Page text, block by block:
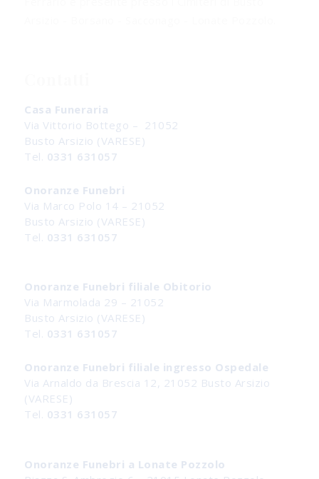
Casa Funeraria
Via Vittorio Bottego – 21052
Busto Arsizio (VARESE)
Tel. 0331 631057
Onoranze Funebri
Via Marco Polo 14 – 21052
Busto Arsizio (VARESE)
Tel. 0331 631057
Onoranze Funebri filiale Obitorio
Via Marmolada 29 – 21052
Busto Arsizio (VARESE)
Tel. 0331 631057
Onoranze Funebri filiale ingresso Ospedale
Via Arnaldo da Brescia 12, 21052 Busto Arsizio
(VARESE)
Tel. 0331 631057
Onoranze Funebri a Lonate Pozzolo